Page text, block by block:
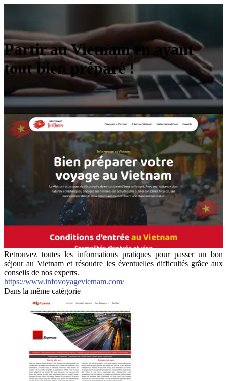
Partir au Vietnam en ayant
tout bien préparé !
Retrouvez toutes les informations pratiques pour passer un bon
séjour au Vietnam et résoudre les éventuelles difficultés grâce aux
conseils de nos experts.
https://www.infovoyagevietnam.com/
Dans la même catégorie